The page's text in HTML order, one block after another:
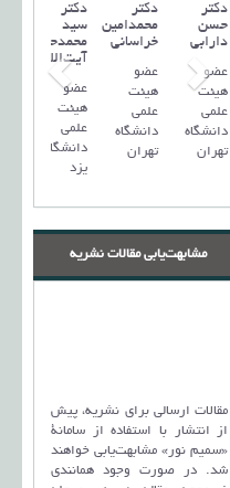
دکتر
سید
محمد‌حسین
آیت‌اللهی
عضو
هیئت
علمی
دانشگاه
یزد
دکتر
محمدامین
خراسانی
عضو
هیئت
علمی
دانشگاه
تهران
دکتر
حسن
دارابی
عضو
هیئت
علمی
دانشگاه
تهران
مشابهت‌یابی مقالات نشریه
مقالات ارسالی برای نشریه، پیش
از انتشار با استفاده از سامانۀ
«سمیم نور» مشابهت‌یابی خواهند
شد. در صورت وجود همانندی